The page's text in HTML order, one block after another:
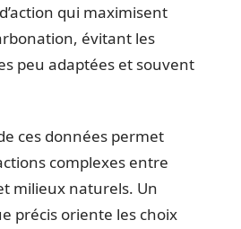
qui maximisent
évitant les
peu adaptées et souvent
ces données permet
complexes entre
milieux naturels. Un
précis oriente les choix